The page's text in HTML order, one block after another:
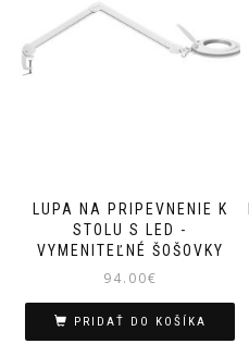
LUPA NA PRIPEVNENIE K
STOLU S LED -
VYMENITEĽNÉ ŠOŠOVKY
94.00€
PRIDAŤ DO KOŠÍKA